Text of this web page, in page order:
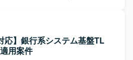
を共有しながら、オープンに議
ます。 ・新しい技術要素やツー
チアップし、知見として蓄積・
定しております。 ・自律的にタ
います。ファイアウォール、ス
、DNS、DHCP、認証基盤、無線
種機器・サービスの設定および
きます。また、VMware Cloud
応】銀行系システム基盤TL
用案件